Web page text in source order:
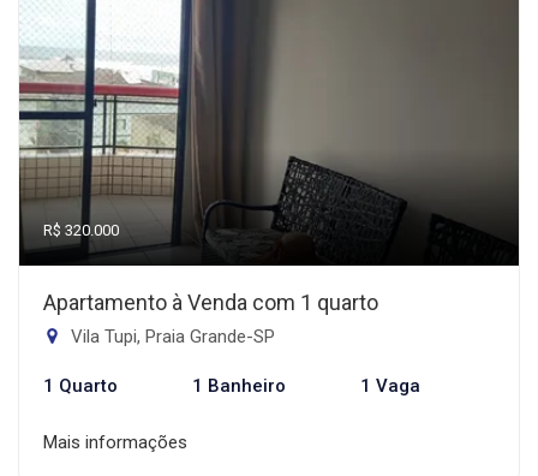
R$ 320.000
Apartamento à Venda com 1 quarto
Vila Tupi, Praia Grande-SP
1 Quarto 1 Banheiro 1 Vaga
Mais informações